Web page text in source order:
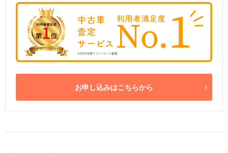
お申し込みはこちらから